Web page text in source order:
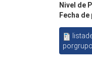
Nivel de
Fecha